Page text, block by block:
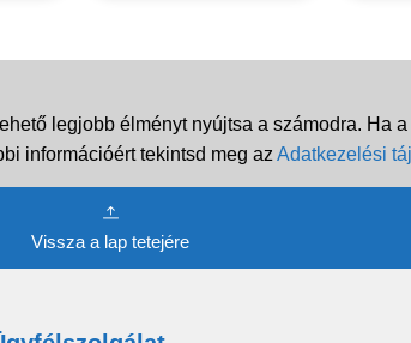
5
17
12
legjobb élményt nyújtsa a számodra. Ha
információért tekintsd meg az Adatkezelési
Vissza a lap tetejére